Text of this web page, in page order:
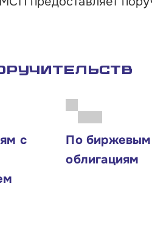
туризма
с
По биржевым
облигациям